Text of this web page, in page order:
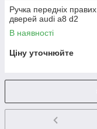
Ручка передніх правих
дверей audi a8 d2
В наявності
Ціну уточнюйте